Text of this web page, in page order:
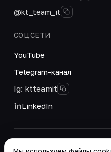
@kt_team_it
СОЦСЕТИ
YouTube
Telegram-канал
Ig: ktteamit
LinkedIn